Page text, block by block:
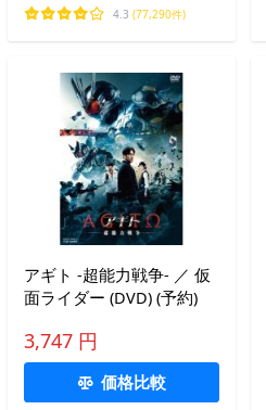
4.3 (77,290件)
アギト -超能力戦争- ／ 仮
面ライダー (DVD) (予約)
3,747 円
価格比較